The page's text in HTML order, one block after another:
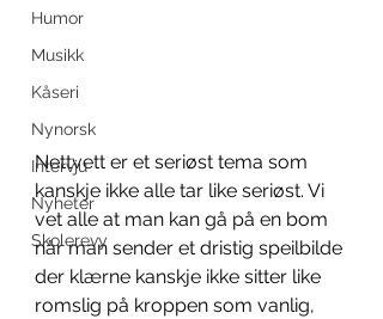
Humor
Musikk
Kåseri
Nynorsk
Intervju
Nyheter
Skolerevy
Nettvett er et seriøst tema som
kanskje ikke alle tar like seriøst. Vi
vet alle at man kan gå på en bom
når man sender et dristig speilbilde
der klærne kanskje ikke sitter like
romslig på kroppen som vanlig,